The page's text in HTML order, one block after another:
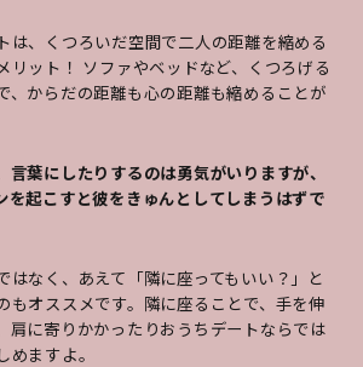
は、くつろいだ空間で二人の距離を縮める
リット！ ソファやベッドなど、くつろげる
、からだの距離も心の距離も縮めることが
言葉にしたりするのは勇気がいりますが、
を起こすと彼をきゅんとしてしまうはずで
はなく、あえて「隣に座ってもいい？」と
もオススメです。隣に座ることで、手を伸
肩に寄りかかったりおうちデートならでは
ますよ。